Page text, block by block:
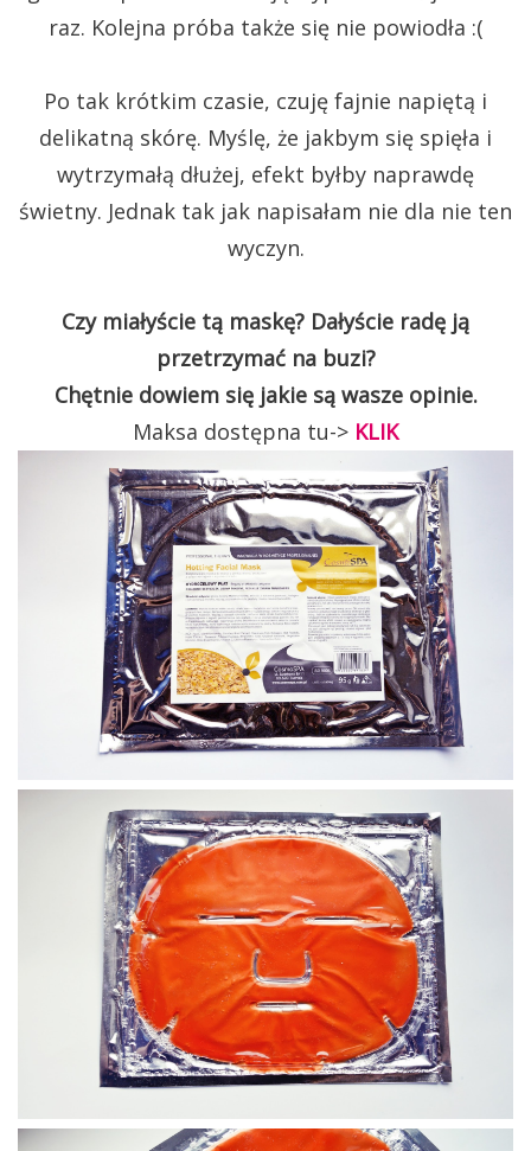
raz. Kolejna próba także się nie powiodła :(
Po tak krótkim czasie, czuję fajnie napiętą i
delikatną skórę. Myślę, że jakbym się spięła i
wytrzymałą dłużej, efekt byłby naprawdę
świetny. Jednak tak jak napisałam nie dla nie ten
wyczyn.
Czy miałyście tą maskę? Dałyście radę ją
przetrzymać na buzi?
Chętnie dowiem się jakie są wasze opinie.
Maksa dostępna tu-> KLIK